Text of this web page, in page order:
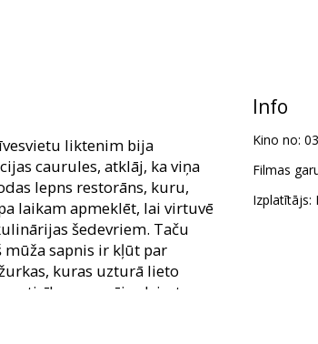
liktenim bija
caurules, atklāj, ka viņa
lepns restorāns, kuru,
laikam apmeklēt, lai virtuvē
šedevriem. Taču
sapnis ir kļūt par
kuras uzturā lieto
grauzēju dzimtas
tikt vaļā no uzmācīgā
Info
Kino no:
Filmas
Izplatītājs: